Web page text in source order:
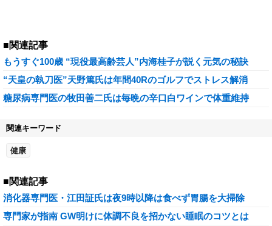
■関連記事
もうすぐ100歳 “現役最高齢芸人”内海桂子が説く元気の秘訣
“天皇の執刀医”天野篤氏は年間40Rのゴルフでストレス解消
糖尿病専門医の牧田善二氏は毎晩の辛口白ワインで体重維持
関連キーワード
健康
■関連記事
消化器専門医・江田証氏は夜9時以降は食べず胃腸を大掃除
専門家が指南 GW明けに体調不良を招かない睡眠のコツとは